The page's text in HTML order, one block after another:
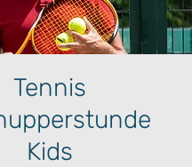
Tennis
Kids